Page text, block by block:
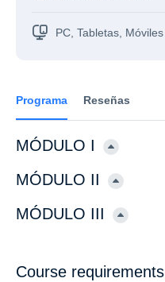
Programa Reseñas
MÓDULO I
MÓDULO II
MÓDULO III
PC, Tabletas, Móviles
Course requirements